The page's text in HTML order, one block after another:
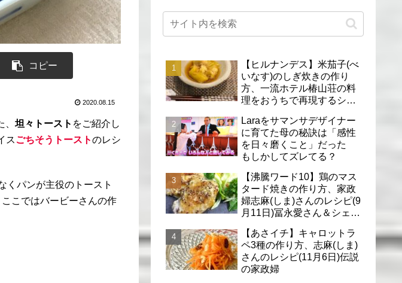
コピー
2020.08.15
、坦々トースト をご紹介し
スごちそうトーストのレシ
くパンが主役のトースト
こではバービーさんの作
【ヒルナンデス】米茄子(べ
いなす)のしぎ炊きの作り
方、一流ホテル椿山荘の料
理をおうちで再現するシェ
Laraをサマンサデザイナー
に育てた母の秘訣は「感性
を日々磨くこと」だった
もしかしてズレてる？
【沸騰ワード10】鶏のマス
タード焼きの作り方、家政
婦志麻(しま)さんのレシピ(9
月11日)冨永愛さん＆シェリ
【あさイチ】キャロットラ
ペ3種の作り方、志麻(しま)
さんのレシピ(11月6日)伝説
の家政婦